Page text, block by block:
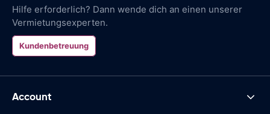
Hilfe erforderlich? Dann wende dich an einen unserer
Vermietungsexperten.
Kundenbetreuung
Account